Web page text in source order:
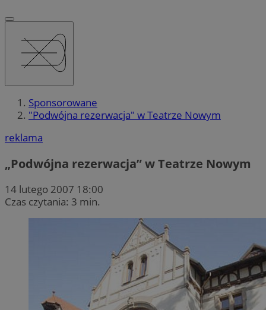
Sponsorowane
"Podwójna rezerwacja" w Teatrze Nowym
reklama
„Podwójna rezerwacja” w Teatrze Nowym
14 lutego 2007 18:00
Czas czytania: 3 min.